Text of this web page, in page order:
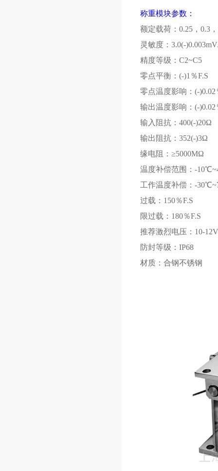
称重模块参数：
额定载荷：0.25， 0.3 ，
灵敏度：3.0(-
精度等级：C2~C5
零点平衡：(-)1％F.S
零点温度影响：(-)0.02
输出温度影响：(-)0.02
输入阻抗：400(-)20Ω
输出阻抗：352(-)3Ω
缘电阻：≥5000MΩ
温度补偿范围：-10℃
工作温度补偿：-30℃
过载：150％F.S
限过载：180％F.S
推荐激烈电压：10-
防封等级：IP68
材质：合钢不锈钢